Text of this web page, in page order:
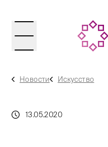
Новости Искусство
13.05.2020